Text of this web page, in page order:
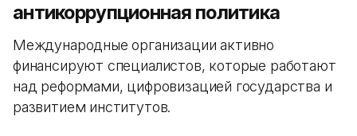
антикоррупционная политика
Международные организации активно
финансируют специалистов, которые работают
над реформами, цифровизацией государства и
развитием институтов.